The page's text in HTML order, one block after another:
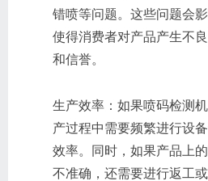
错喷等问题。这些问题会
使得消费者对产品产生不
和信誉。
生产效率：如果喷码检测
产过程中需要频繁进行设
效率。同时，如果产品上
不准确，还需要进行返工